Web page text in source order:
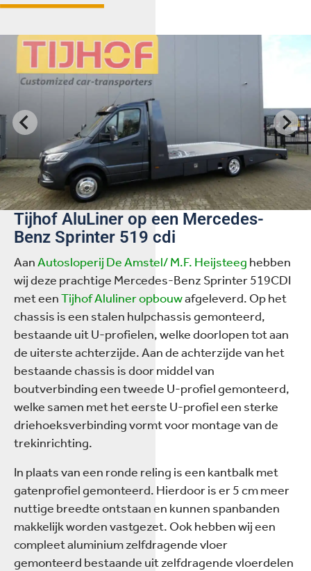
Tijhof AluLiner op een Mercedes-
Benz Sprinter 519 cdi
AanAutosloperij De Amstel/ M.F. Heijsteeg hebben
wij deze prachtige Mercedes-Benz Sprinter 519CDI
met eenTijhof Aluliner opbouwafgeleverd. Op het
chassis is een stalen hulpchassis gemonteerd,
bestaande uit U-profielen, welke doorlopen tot aan
de uiterste achterzijde. Aan de achterzijde van het
bestaande chassis is door middel van
boutverbinding een tweede U-profiel gemonteerd,
welke samen met het eerste U-profiel een sterke
driehoeksverbinding vormt voor montage van de
trekinrichting.
In plaats van een ronde reling is een kantbalk met
gatenprofiel gemonteerd. Hierdoor is er 5 cm meer
nuttige breedte ontstaan en kunnen spanbanden
makkelijk worden vastgezet. Ook hebben wij een
compleet aluminium zelfdragende vloer
gemonteerd bestaande uit zelfdragende vloerdelen